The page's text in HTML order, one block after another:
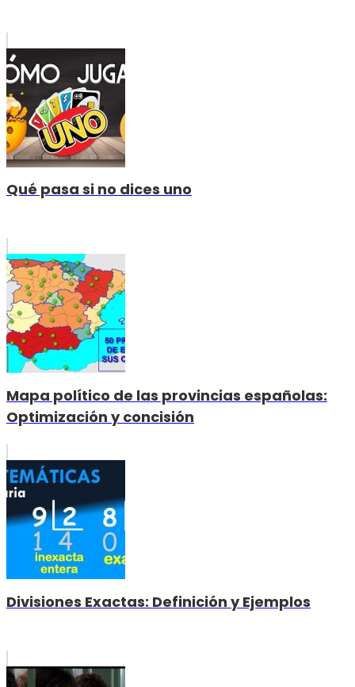
Qué pasa si no dices uno
Mapa político de las provincias españolas:
Optimización y concisión
Divisiones Exactas: Definición y Ejemplos